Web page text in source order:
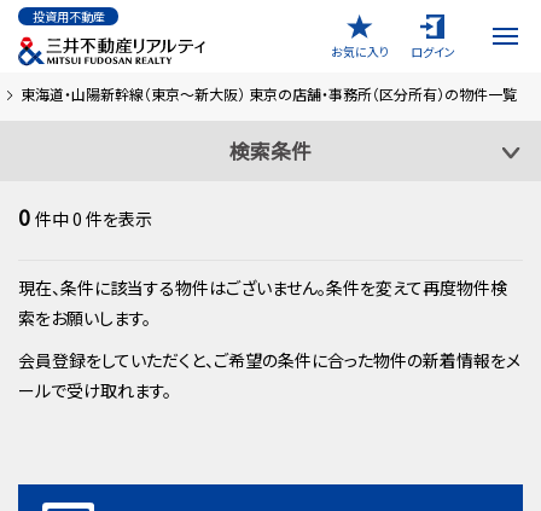
投資用不動産
お気に入り
ログイン
東海道・山陽新幹線（東京～新大阪） 東京の店舗・事務所（区分所有）の物件一覧
検索条件
0 件中0 件を表示
現在、条件に該当する物件はございません。条件を変えて再度物件検
索をお願いします。
会員登録をしていただくと、ご希望の条件に合った物件の新着情報をメ
ールで受け取れます。